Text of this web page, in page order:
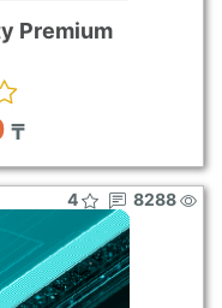
Premium
₸
4 8288